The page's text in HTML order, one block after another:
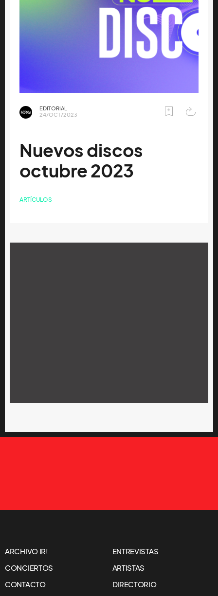
EDITORIAL
24/OCT/2023
Nuevos discos
octubre 2023
ARTÍCULOS
ARCHIVO IR!
ENTREVISTAS
CONCIERTOS
ARTISTAS
CONTACTO
DIRECTORIO